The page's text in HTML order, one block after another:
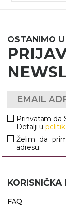
OSTANIMO
Prihvatam da
Detalji u
Želim da
adresu.
KORISNIČKA
FAQ